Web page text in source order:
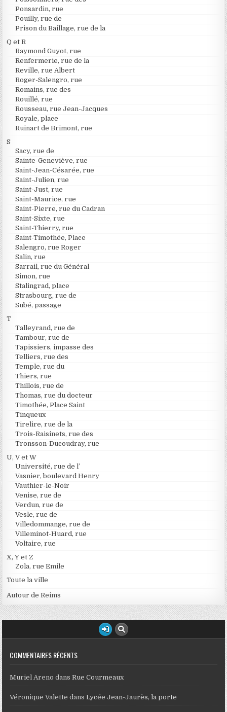
Ponsardin, rue
Pouilly, rue de
Prison du Baillage, rue de la
Q et R
Raymond Guyot, rue
Renfermerie, rue de la
Reville, rue Albert
Roger-Salengro, rue
Romains, rue des
Rouillé, rue
Rousseau, rue Jean-Jacques
Royale, place
Ruinart de Brimont, rue
S
Sacy, rue de
Sainte-Geneviève, rue
Saint-Jean-Césarée, rue
Saint-Julien, rue
Saint-Just, rue
Saint-Maurice, rue
Saint-Pierre, rue du Cadran
Saint-Sixte, rue
Saint-Thierry, rue
Saint-Timothée, Place
Salengro, rue Roger
Salin, rue
Sarrail, rue du Général
Simon, rue
Stalingrad, place
Strasbourg, rue de
Subé, passage
T
Talleyrand, rue de
Tambour, rue de
Tapissiers, impasse des
Telliers, rue des
Temple, rue du
Thiers, rue
Thillois, rue de
Thomas, rue du docteur
Timothée, Place Saint
Tinqueux
Tirelire, rue de la
Trois-Raisinets, rue des
Tronsson-Ducoudray, rue
U, V et W
Université, rue de l’
Vasnier, boulevard Henry
Vauthier-le-Noir
Venise, rue de
Verdun, rue de
Vesle, rue de
Villedommange, rue de
Villeminot-Huard, rue
Voltaire, rue
X, Y et Z
Zola, rue Emile
Toute la ville
Autour de Reims
COMMENTAIRES RÉCENTS
Muriel Areno dansRue Courmeaux
Véronique Valette dansLycée Jean-Jaurès, la porte